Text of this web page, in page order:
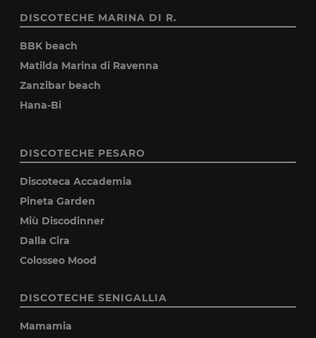
DISCOTECHE MARINA DI R.
BBK beach
Matilda Marina di Ravenna
Zanzibar beach
Hana-Bi
DISCOTECHE PESARO
Discoteca Accademia
Pineta Garden
Miù Discodinner
Dalla Cira
Colosseo Mood
DISCOTECHE SENIGALLIA
Mamamia